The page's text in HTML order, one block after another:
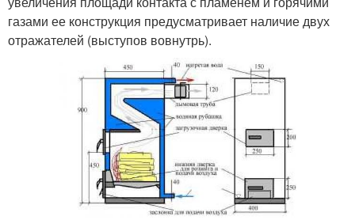
газами ее конструкция предусматривает наличие двух
отражателей (выступов вовнутрь).